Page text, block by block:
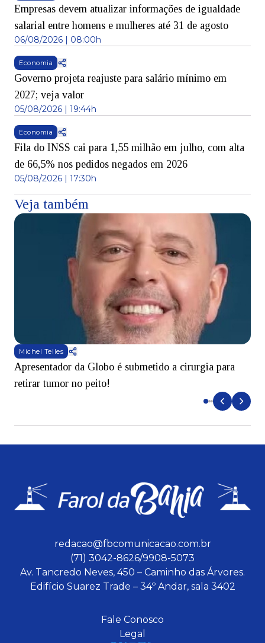
Empresas devem atualizar informações de igualdade
salarial entre homens e mulheres até 31 de agosto
06/08/2026 | 08:00h
Economia
Governo projeta reajuste para salário mínimo em
2027; veja valor
05/08/2026 | 19:44h
Economia
Fila do INSS cai para 1,55 milhão em julho, com alta
de 66,5% nos pedidos negados em 2026
05/08/2026 | 17:30h
Veja também
Michel Telles
Apresentador da Globo é submetido a cirurgia para
retirar tumor no peito!
redacao@fbcomunicacao.com.br
(71) 3042-8626/9908-5073
Av. Tancredo Neves, 450 – Caminho das Árvores.
Edifício Suarez Trade – 34º Andar, sala 3402
Fale Conosco
Legal